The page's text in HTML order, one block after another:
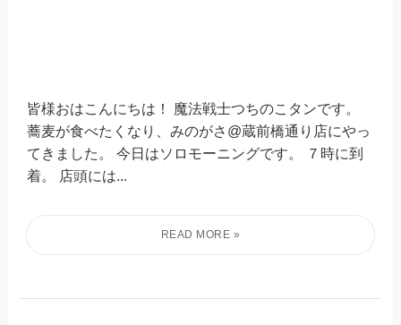
皆様おはこんにちは！ 魔法戦士つちのこタンです。
蕎麦が食べたくなり、みのがさ@蔵前橋通り店にやっ
てきました。 今日はソロモーニングです。 ７時に到
着。 店頭には...